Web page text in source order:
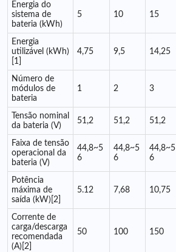
Energia do
sistema de
bateria (kWh)
5 10 15
Energia
utilizável (kWh)
[1]
4,75 9,5 14,25
Número de
módulos de
bateria
1 2 3
Tensão nominal
da bateria (V)
51,2 51,2 51,2
Faixa de tensão
operacional da
bateria (V)
44,8~5
6
44,8~5
6
44,8~5
6
Potência
máxima de
saída (kW)[2]
5.12 7,68 10,75
Corrente de
carga/descarga
recomendada
(A)[2]
50 100 150